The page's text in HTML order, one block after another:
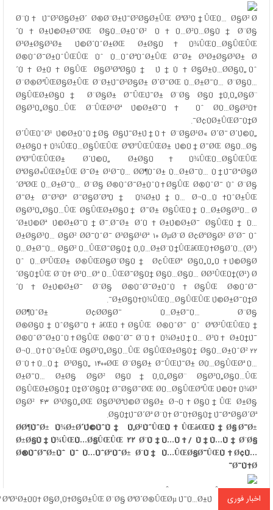
Ø¨Ù‡ Ú¯Ø²Ø§Ø±Ø´ Ø®Ø¨Ø±Ú¯Ø²Ø§Ø±ÛŒ ØªØ³Ù†ÛŒÙ… Ø§Ø² Ø
´Ù‡Ø±Ú©Ø±Ø¯ØŒ Ø§Ù…Ø±ÙˆØ² Ù‡Ù…Ø²Ù…Ø§Ù† Ø¨Ø§
Ø³Ø±Ø§Ø³Ø± Ú©Ø´ÙˆØ±ØŒ Ø±Ø§Ù‡Ù¾ÛŒÙ…Ø§ÛŒÛŒ
Ø®ÙˆØ¯Ø±ÙˆÛŒÛŒ Ùˆ Ù…ÙˆØªÙˆØ±ÛŒ Ø¯Ø± Ø³Ø±Ø§Ø³Ø± Ø
´Ù‡Ø±Ù‡Ø§ÛŒ Ø§Ø³ØªØ§Ù† Ú†Ù‡Ø§Ø±Ù…Ø­Ø§Ù„ Ùˆ
Ø¨Ø®ØªÛŒØ§Ø±ÛŒ Ø¨Ø±Ú¯Ø²Ø§Ø± Ø´Ø¯ØŒ Ù…Ø±Ø¯Ù… Ø¨Ø§Ù…
Ø§ÛŒØ±Ø§Ù† Ø¨Ø§Ø± Ø¯ÛŒÚ¯Ø± Ø¨Ø§ Ø§Ù†Ù‚Ù„Ø§Ø¨
Ø§Ø³Ù„Ø§Ù…ÛŒ Ø¨ÛŒØ¹Øª Ú©Ø±Ø¯Ù‡ Ùˆ Ø­Ù…Ø§Ø³Ù‡
Ø¢ÙØ±ÛŒØ¯Ù†Ø¯.
Ø´ÛŒÙˆØ¹ Ú©Ø±ÙˆÙ†Ø§ Ø§Ú¯Ø±Ú†Ù‡ Ø¨Ø§Ø¹Ø« Ø´Ø¯ Ø´Ú©Ù„
Ø±Ø§Ù‡Ù¾ÛŒÙ…Ø§ÛŒÛŒ ØªØºÛŒÛŒØ± Ú©Ù†Ø¯ØŒ Ø§Ù…Ø§
ØªØºÛŒÛŒØ± Ø´Ú©Ù„ Ø±Ø§Ù‡Ù¾ÛŒÙ…Ø§ÛŒÛŒ
ØªØ§Ø«ÛŒØ±ÛŒ Ø¯Ø± Ø¹Ø¯Ù… Ø­Ø¶ÙˆØ± Ù…Ø±Ø¯Ù… Ù†Ú¯Ø°Ø§Ø
´ØªØŒ Ù…Ø±Ø¯Ù… Ø¨Ø§ Ø®ÙˆØ¯Ø±ÙˆÙ‡Ø§ÛŒ Ø®ÙˆØ¯ Ùˆ Ø¨Ø§
Ø¯Ø± Ø¯Ø³Øª Ø¯Ø§Ø´ØªÙ† Ù¾Ø±Ú†Ù… Ø¬Ù…Ù‡ÙˆØ±ÛŒ
Ø§Ø³Ù„Ø§Ù…ÛŒ Ø§ÛŒØ±Ø§Ù† Ø¯Ø± Ø§ÛŒÙ† Ù…Ø±Ø§Ø³Ù… Ø
´Ø±Ú©Øª Ú©Ø±Ø¯Ù†Ø¯.Ø¯Ø± Ø´Ù‡Ø±Ú©Ø±Ø¯ Ø§ÛŒÙ† Ù…
Ø±Ø§Ø³Ù… Ø§Ø² Ø­Ø¯ÙˆØ¯ Ø³Ø§Ø¹Øª ۱۰ ØµØ¨Ø­ Ø¢ØºØ§Ø² Ø´Ø¯ Ùˆ
Ù…Ø±Ø¯Ù… Ø§Ø² Ù…ÛŒØ¯Ø§Ù† Ù‚Ù…Ø±Ø¨Ù†ÛŒâ€ŒÙ‡Ø§Ø´Ù…(Ø¹)
Ùˆ Ù…Ø³ÛŒØ± Ø®ÛŒØ§Ø¨Ø§Ù† Ø¢ÛŒØª Ø§Ù„Ù„Ù‡ Ú©Ø§Ø
´Ø§Ù†ÛŒ Ø¨Ù‡ Ø³Ù…Øª Ù…ÛŒØ¯Ø§Ù† Ø§Ù…Ø§Ù… Ø­Ø³ÛŒÙ†(Ø¹) Ø
´Ù‡Ø±Ú©Ø±Ø¯ Ø¨Ø§ Ø®ÙˆØ¯Ø±ÙˆÙ‡Ø§ÛŒ Ø®ÙˆØ¯
Ø±Ø§Ù‡Ù¾ÛŒÙ…Ø§ÛŒÛŒ Ú©Ø±Ø¯Ù†Ø¯.
Ø­Ø¶ÙˆØ± Ø¢Ø­Ø§Ø¯ Ù…Ø±Ø¯Ù… Ø¨Ø§
Ø®Ø§Ù†ÙˆØ§Ø¯Ù‡â€ŒÙ‡Ø§ÛŒ Ø®ÙˆØ¯ Ùˆ ØªØ²ÛŒÛŒÙ†
Ø®ÙˆØ¯Ø±ÙˆÙ‡Ø§ÛŒ Ø®ÙˆØ¯ Ø¨Ù‡ Ù¾Ø±Ú†Ù… Ø³Ù‡ Ø±Ù†Ú¯
Ø¬Ù…Ù‡ÙˆØ±ÛŒ Ø§Ø³Ù„Ø§Ù…ÛŒ Ø§ÛŒØ±Ø§Ù† Ø§Ù…Ø±ÙˆØ² ۲۲
Ø¨Ù‡Ù…Ù† Ø³Ø§Ù„ ۱۴۰۰ØŒ Ø¨Ø§Ø± Ø¯ÛŒÚ¯Ø± Ø­Ù…Ø§ÛŒØª Ù…
Ø±Ø¯Ù… Ø±Ø§ Ø§Ø² Ø§Ù†Ù‚Ù„Ø§Ø¨ Ø§Ø³Ù„Ø§Ù…ÛŒ
Ø§ÛŒØ±Ø§Ù† Ù†Ø´Ø§Ù† Ø¯Ø§Ø¯ØŒ Ø­Ù…Ø§ÛŒØªÛŒ Ú©Ù‡ Ù¾Ø³
Ø§Ø² ۴۳ Ø³Ø§Ù„ØŒ Ø§Ø³ØªÚ©Ø¨Ø§Ø± Ø¬Ù‡Ø§Ù†ÛŒ Ø±Ø§
Ø§Ù†Ú¯Ø´Øª Ø¨Ù‡ Ø¯Ù‡Ø§Ù† Ú¯Ø°Ø§Ø´Øª.
Ø­Ø¶ÙˆØ± Ù¾Ø±Ø´Ú©ÙˆÙ‡ Ù‚Ø²ÙˆÛŒÙ†ÛŒâ€ŒÙ‡Ø§ Ø¯Ø±
Ø±Ø§Ù‡Ù¾ÛŒÙ…Ø§ÛŒÛŒ ۲۲ Ø¨Ù‡Ù…Ù†/ Ù‡Ù…Ù‡ Ø¨Ø§
Ø®ÙˆØ¯Ø±Ùˆ Ùˆ Ù…ÙˆØªÙˆØ± Ø¨Ù‡ Ù…ÛŒØ§Ø¯ÛŒÙ† Ø¢Ù…
Ø¯Ù†Ø¯
Ø¨Ù‡ Ú¯Ø²Ø§Ø±Ø´ Ø®Ø¨Ø±Ú¯Ø²Ø§Ø±ÛŒ ØªØ³Ù†ÛŒÙ…Ø§Ø²
Ù‚Ø²ÙˆÛŒÙ†ØŒ Ù…Ø±Ø¯Ù… Ø§Ø³ØªØ§Ù† Ù‚Ø²ÙˆÛŒÙ† Ø¯Ø±
اخبار فوری